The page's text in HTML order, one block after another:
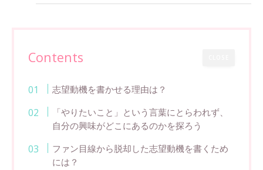
Contents
志望動機を書かせる理由は？
「やりたいこと」という言葉にとらわれず、
自分の興味がどこにあるのかを探ろう
ファン目線から脱却した志望動機を書くため
には？